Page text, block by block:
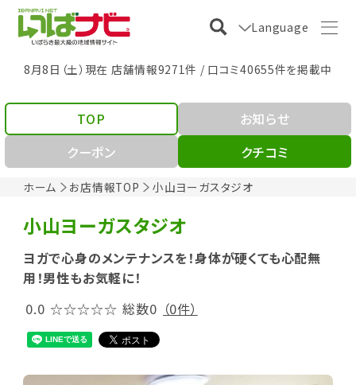
Language
8月8日（土）現在 店舗情報9271件 / 口コミ40655件を掲載中
ホーム お店情報TOP 小山ヨーガスタジオ
TOP
お知らせ
クーポン
クチコミ
小山ヨーガスタジオ
ヨガで心身のメンテナンスを！身体が硬くても心配無
用！男性もお気軽に！
0.0 ☆☆☆☆☆ 総数0 （0件）